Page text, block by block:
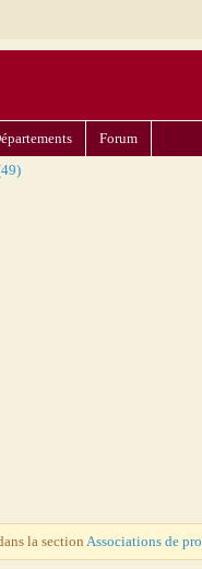
Forum
la section Associations de